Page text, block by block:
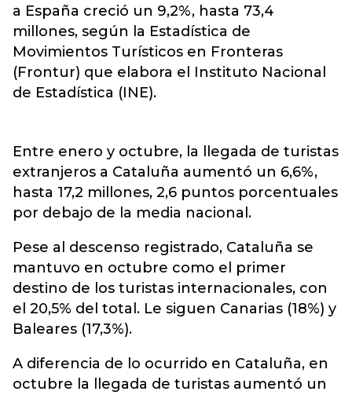
a España creció un 9,2%, hasta 73,4
millones, según la Estadística de
Movimientos Turísticos en Fronteras
(Frontur) que elabora el Instituto Nacional
de Estadística (INE).
Entre enero y octubre, la llegada de turistas
extranjeros a Cataluña aumentó un 6,6%,
hasta 17,2 millones, 2,6 puntos porcentuales
por debajo de la media nacional.
Pese al descenso registrado, Cataluña se
mantuvo en octubre como el primer
destino de los turistas internacionales, con
el 20,5% del total. Le siguen Canarias (18%) y
Baleares (17,3%).
A diferencia de lo ocurrido en Cataluña, en
octubre la llegada de turistas aumentó un